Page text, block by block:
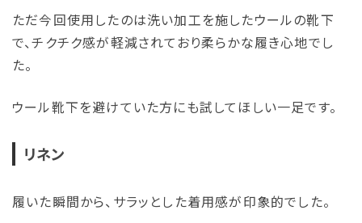
ただ今回使用したのは洗い加工を施したウールの靴下
で、チクチク感が軽減されており柔らかな履き心地でし
た。
ウール靴下を避けていた方にも試してほしい一足です。
リネン
履いた瞬間から、サラッとした着用感が印象的でした。